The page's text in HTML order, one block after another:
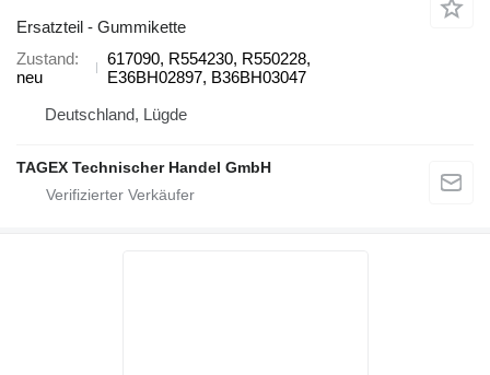
Ersatzteil - Gummikette
Zustand
neu
617090, R554230, R550228,
E36BH02897, B36BH03047
Deutschland, Lügde
TAGEX Technischer Handel GmbH